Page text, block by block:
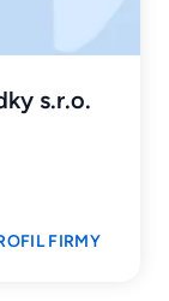
s.r.o.
FIRMY